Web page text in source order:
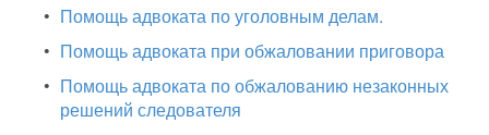
• Помощь адвоката по уголовным делам.
• Помощь адвоката при обжаловании приговора
• Помощь адвоката по обжалованию незаконных
решений следователя